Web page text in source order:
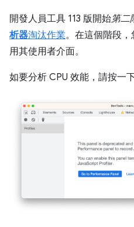
開發人員工具 113 版開始第二
析器淘汰作業。在這個階段
用其使用者介面。
如要分析 CPU 效能，請按一